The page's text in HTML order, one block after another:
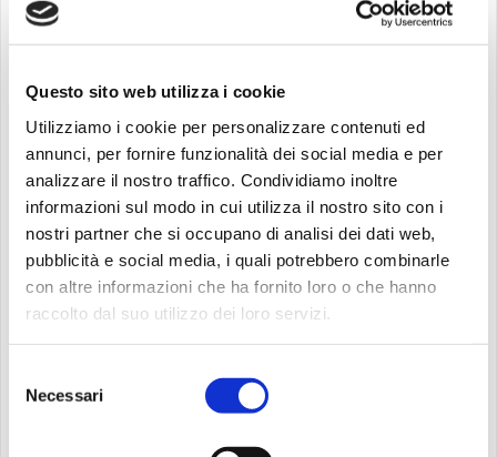
Questo sito web utilizza i cookie
Utilizziamo i cookie per personalizzare contenuti ed
annunci, per fornire funzionalità dei social media e per
analizzare il nostro traffico. Condividiamo inoltre
informazioni sul modo in cui utilizza il nostro sito con i
nostri partner che si occupano di analisi dei dati web,
pubblicità e social media, i quali potrebbero combinarle
con altre informazioni che ha fornito loro o che hanno
raccolto dal suo utilizzo dei loro servizi.
delNecessari
Nomina invece, con una significativa scelta “patrilineare”,
la madre di Federico, beata in Paradiso, quasi a
rammentare la sacralità storica dell’Impero. Manfredi
delitti più orrendi. Ma la sua salvezza è un monito sia
all’intransigenza della Chiesa, che tendeva a porre la
propria legge al di sopra della misericordia di Dio, sia alle
superficiali congetture della gente comune, facile a
dimenticare l’interiorità della coscienza e a pronosticare
la collocazione ultraterrena solo sulla base del
L’imperscrutabilità della giustizia divina
Dante, attraverso la figura di Manfredi, mostra con un